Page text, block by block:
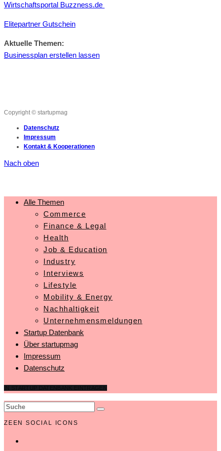
Wirtschaftsportal Buzzness.de
Elitepartner Gutschein
Aktuelle Themen:
Businessplan erstellen lassen
Copyright © startupmag
Datenschutz
Impressum
Kontakt & Kooperationen
Nach oben
Alle Themen
Commerce
Finance & Legal
Health
Job & Education
Industry
Interviews
Lifestyle
Mobility & Energy
Nachhaltigkeit
Unternehmensmeldungen
Startup Datenbank
Über startupmag
Impressum
Datenschutz
ZEEN SOCIAL ICONS